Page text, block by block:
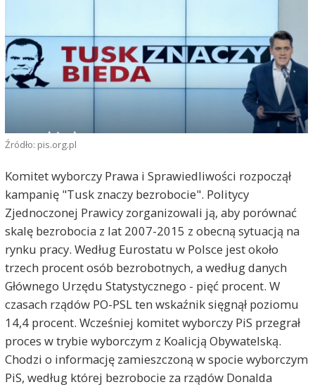
Źródło: pis.org.pl
Komitet wyborczy Prawa i Sprawiedliwości rozpoczął
kampanię "Tusk znaczy bezrobocie". Politycy
Zjednoczonej Prawicy zorganizowali ją, aby porównać
skalę bezrobocia z lat 2007-2015 z obecną sytuacją na
rynku pracy. Według Eurostatu w Polsce jest około
trzech procent osób bezrobotnych, a według danych
Głównego Urzędu Statystycznego - pięć procent. W
czasach rządów PO-PSL ten wskaźnik sięgnął poziomu
14,4 procent. Wcześniej komitet wyborczy PiS przegrał
proces w trybie wyborczym z Koalicją Obywatelską.
Chodzi o informację zamieszczoną w spocie wyborczym
PiS, według której bezrobocie za rządów Donalda